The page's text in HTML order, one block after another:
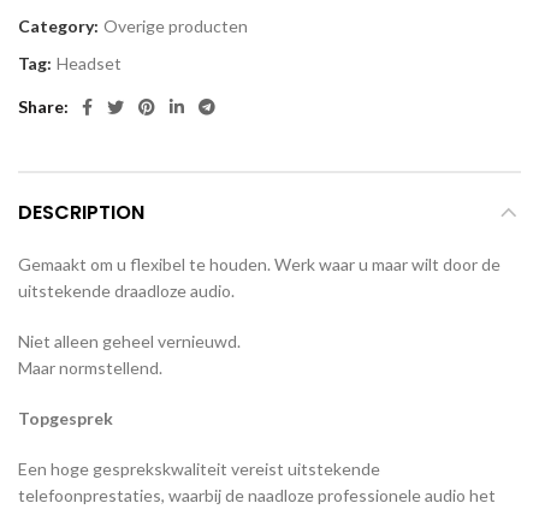
Category: Overige producten
Tag: Headset
Share
DESCRIPTION
Gemaakt om u flexibel te houden. Werk waar u maar wilt door de
uitstekende draadloze audio.
Niet alleen geheel vernieuwd.
Maar normstellend.
Topgesprek
Een hoge gesprekskwaliteit vereist uitstekende
telefoonprestaties, waarbij de naadloze professionele audio het